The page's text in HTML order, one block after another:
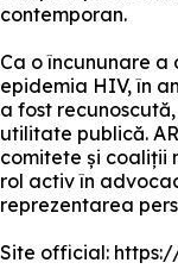
contemporan.
Ca o încununare
epidemia HIV, în
a fost
utilitate publică.
comitete și coaliții
rol activ în
reprezentarea
Site official: